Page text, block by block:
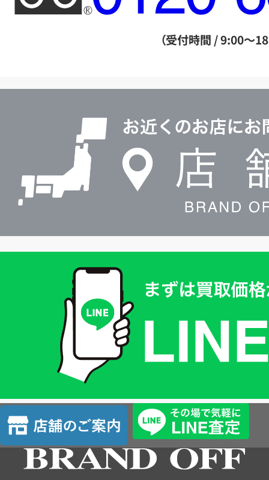
ー
ル
（受付時間 / 9:00～
査
定
店
舗
の